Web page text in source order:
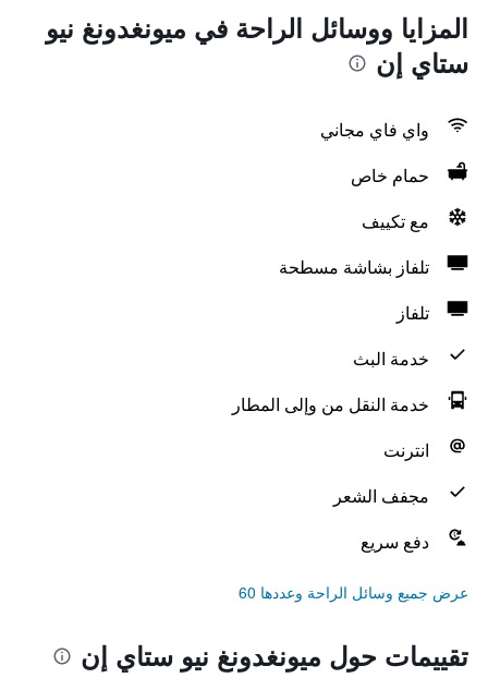
المزايا ووسائل الراحة في ميونغدونغ نيو
ستاي إن
واي فاي مجاني
حمام خاص
مع تكييف
تلفاز بشاشة مسطحة
تلفاز
خدمة البث
خدمة النقل من وإلى المطار
انترنت
مجفف الشعر
دفع سريع
عرض جميع وسائل الراحة وعددها 60
تقييمات حول ميونغدونغ نيو ستاي إن